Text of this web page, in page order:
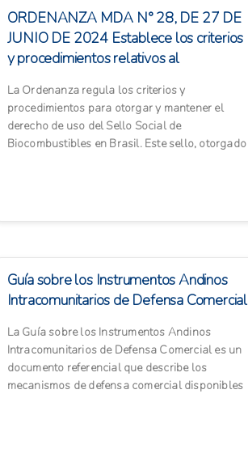
ORDENANZA MDA N° 28, DE 27 DE
JUNIO DE 2024 Establece los criterios
y procedimientos relativos al
La Ordenanza regula los criterios y
procedimientos para otorgar y mantener el
derecho de uso del Sello Social de
Biocombustibles en Brasil. Este sello, otorgado
Guía sobre los Instrumentos Andinos
Intracomunitarios de Defensa Comercial
La Guía sobre los Instrumentos Andinos
Intracomunitarios de Defensa Comercial es un
documento referencial que describe los
mecanismos de defensa comercial disponibles